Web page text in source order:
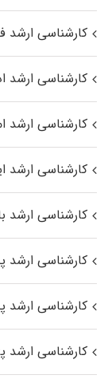
کارشناسی ارشد
کارشناسی ارشد
کارشناسی ارشد
کارشناسی ارشد
کارشناسی ارشد
کارشناسی ارشد
کارشناسی ارشد
کارشناسی ارشد